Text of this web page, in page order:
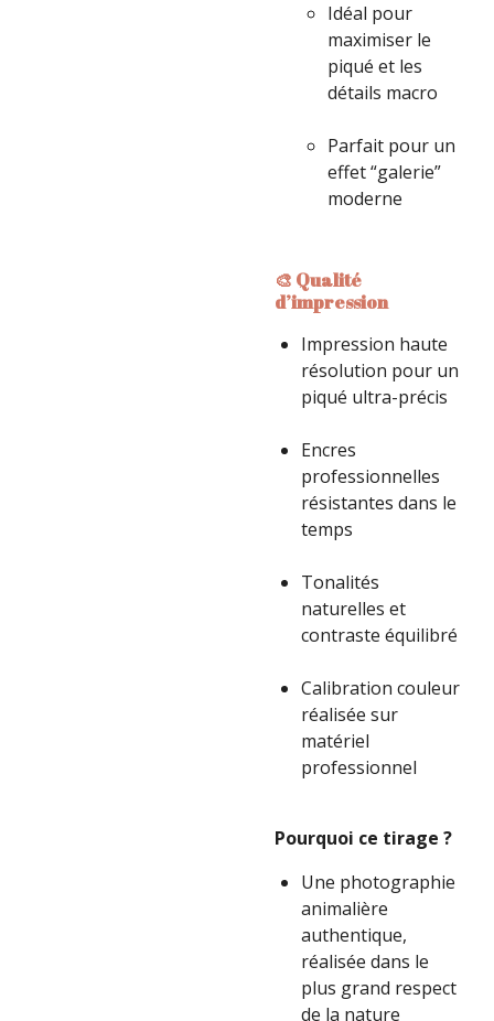
Idéal pour
maximiser le
piqué et les
détails macro
Parfait pour un
effet “galerie”
moderne
🎨 Qualité
d’impression
Impression haute
résolution pour un
piqué ultra-précis
Encres
professionnelles
résistantes dans le
temps
Tonalités
naturelles et
contraste équilibré
Calibration couleur
réalisée sur
matériel
professionnel
Pourquoi ce tirage ?
Une photographie
animalière
authentique,
réalisée dans le
plus grand respect
de la nature